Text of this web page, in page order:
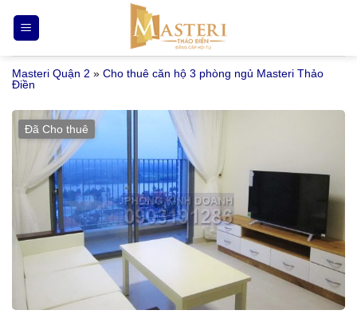
qua
nội
dung
Masteri Quận 2 » Cho thuê căn hộ 3 phòng ngủ Masteri Thảo
Điền
Đã Cho thuê